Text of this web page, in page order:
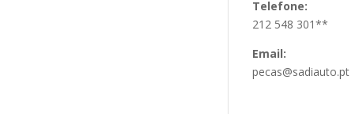
Telefone:
212 548 301**
Email:
pecas@sadiauto.pt